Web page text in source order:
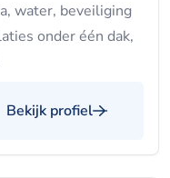
water, beveiliging
onder één dak,
Bekijk profiel